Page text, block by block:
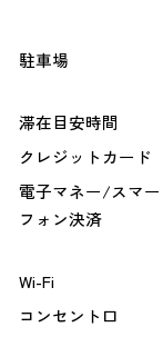
駐車場
滞在目安時間
クレジットカード
電子マネー/スマー
フォン決済
Wi-Fi
コンセント口